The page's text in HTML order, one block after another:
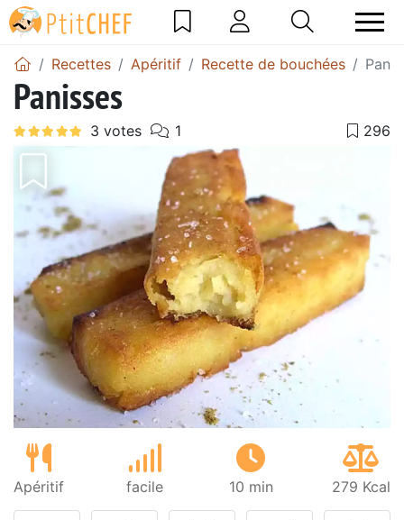
Recettes Apéritif Recette de bouchées
Panisses
Apéritif facile 10 min 279 Kcal